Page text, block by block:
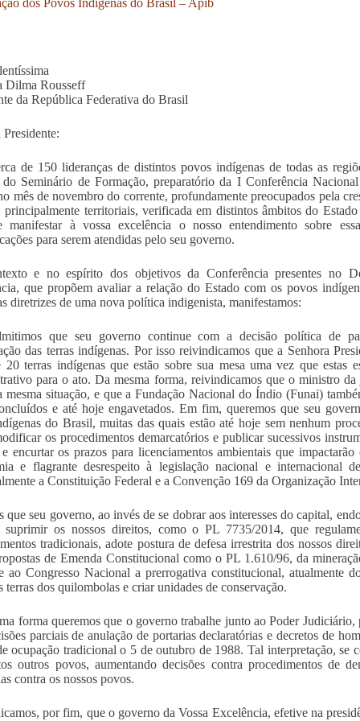
Dilma Rousseff
da República Federativa do Brasil
Presidente:
de 150 lideranças de distintos povos indígenas de todas as
do Seminário de Formação, preparatório da I Conferência
mês de novembro do corrente, profundamente preocupados pela
principalmente territoriais, verificada em distintos âmbitos do
manifestar à vossa excelência o nosso entendimento sobre
para serem atendidas pelo seu governo.
e no espírito dos objetivos da Conferência presentes no
que propõem avaliar a relação do Estado com os povos
diretrizes de uma nova política indigenista, manifestamos:
que seu governo continue com a decisão política de
das terras indígenas. Por isso reivindicamos que a Senhora
20 terras indígenas que estão sobre sua mesa uma vez que estas
para o ato. Da mesma forma, reivindicamos que o ministro
mesma situação, e que a Fundação Nacional do Índio (Funai)
e até hoje engavetados. Em fim, queremos que seu
do Brasil, muitas das quais estão até hoje sem nenhum
os procedimentos demarcatórios e publicar sucessivos
encurtar os prazos para licenciamentos ambientais que
e flagrante desrespeito à legislação nacional e internacional
a Constituição Federal e a Convenção 169 da Organização
que seu governo, ao invés de se dobrar aos interesses do capital,
suprimir os nossos direitos, como o PL 7735/2014, que
tradicionais, adote postura de defesa irrestrita dos nossos
de Emenda Constitucional como o PL 1.610/96, da
ao Congresso Nacional a prerrogativa constitucional, atualmente
terras dos quilombolas e criar unidades de conservação.
forma queremos que o governo trabalhe junto ao Poder
parciais de anulação de portarias declaratórias e decretos de
ocupação tradicional o 5 de outubro de 1988. Tal interpretação,
outros povos, aumentando decisões contra procedimentos de
contra os nossos povos.
por fim, que o governo da Vossa Excelência, efetive na